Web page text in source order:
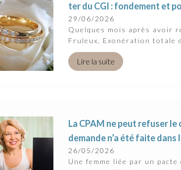
ter du CGI : fondement et
29/06/2026
Quelques mois après avoir
Fruleux, Exonération totale
Lire la suite
La CPAM ne peut refuser le
demande n’a été faite dans
26/05/2026
Une femme liée par un